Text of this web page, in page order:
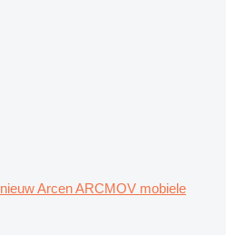
nieuw Arcen ARCMOV mobiele